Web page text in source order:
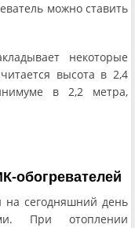
можно ставить
некоторые
высота в 2,4
в 2,2 метра,
обогревателей
на сегодняшний день
При отоплении